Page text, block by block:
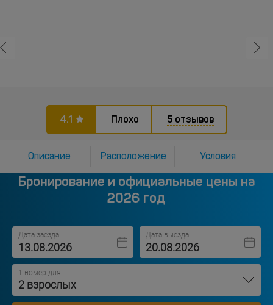
4.1 Плохо 5 отзывов
Описание Расположение Условия
Бронирование и официальные цены на
2026 год
Дата заезда: Дата выезда:
1 номер для
2 взрослых